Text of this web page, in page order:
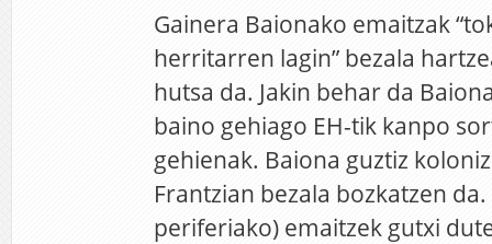
Gainera Baionako emaitzak
herritarren lagin” bezala
hutsa da. Jakin behar da
baino gehiago EH-tik kanpo
gehienak. Baiona guztiz
Frantzian bezala bozkatzen
periferiako) emaitzek gutxi